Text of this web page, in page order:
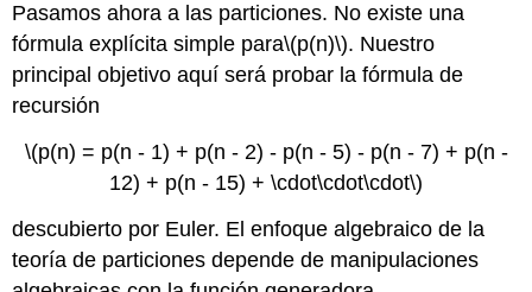
Pasamos ahora a las particiones. No existe una
fórmula explícita simple para\(p(n)\). Nuestro
principal objetivo aquí será probar la fórmula de
recursión
\(p(n) = p(n - 1) + p(n - 2) - p(n - 5) - p(n - 7) + p(n -
12) + p(n - 15) + \cdot\cdot\cdot\)
descubierto por Euler. El enfoque algebraico de la
teoría de particiones depende de manipulaciones